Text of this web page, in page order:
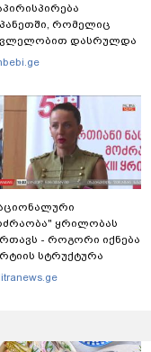
რომელიც
დასრულდა
წერს
ჟორასა და
ყრილობას
- როგორი იქნება
სტრუქტურა